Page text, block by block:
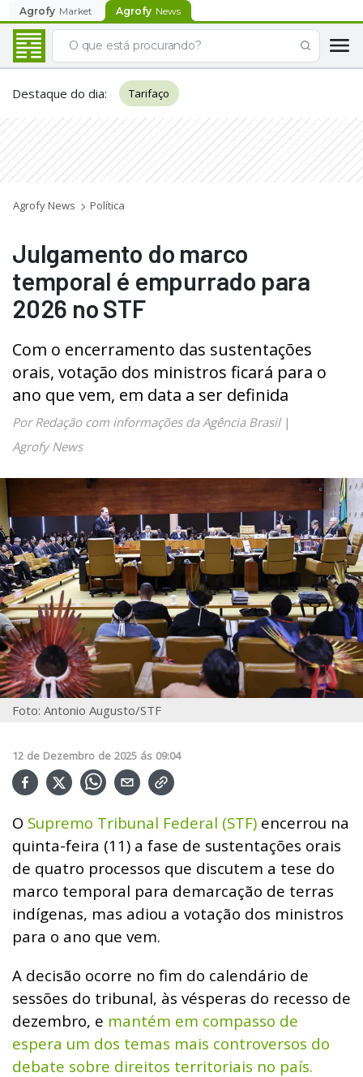
Agrofy Market Agrofy News
Destaque do dia: Tarifaço
Agrofy News Política
Julgamento do marco
temporal é empurrado para
2026 no STF
Com o encerramento das sustentações
orais, votação dos ministros ficará para o
ano que vem, em data a ser definida
Por Redação com informações da Agência Brasil|
Agrofy News
Foto: Antonio Augusto/STF
12 de Dezembro de 2025 ás 09:04
O Supremo Tribunal Federal (STF) encerrou na
quinta-feira (11) a fase de sustentações orais
de quatro processos que discutem a tese do
marco temporal para demarcação de terras
indígenas, mas adiou a votação dos ministros
para o ano que vem.
A decisão ocorre no fim do calendário de
sessões do tribunal, às vésperas do recesso de
dezembro, e mantém em compasso de
espera um dos temas mais controversos do
debate sobre direitos territoriais no país.